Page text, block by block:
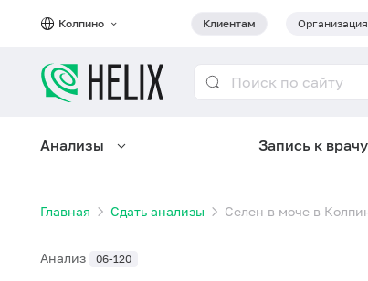
Колпино Клиентам
Анализы Запись к врачу
Главная Сдать анализы Селен в моче в
Анализ 06-120